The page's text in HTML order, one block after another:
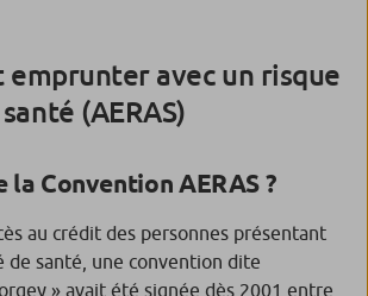
emprunter avec un risque
(AERAS)
la Convention AERAS ?
au crédit des personnes présentant
de santé, une convention dite
» avait été signée dès 2001 entre